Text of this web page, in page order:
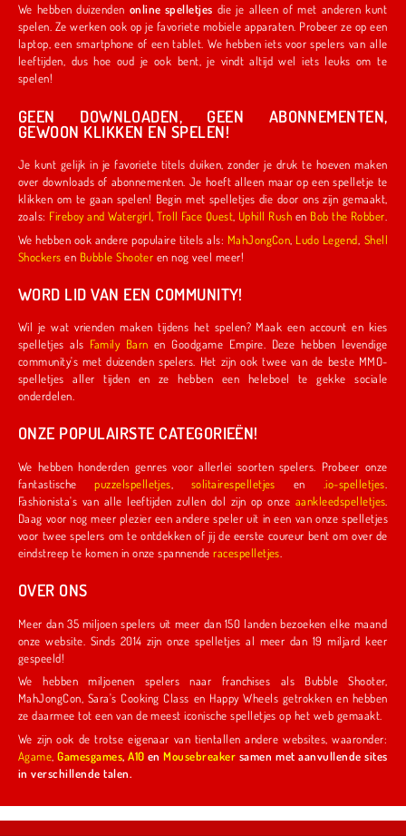
We hebben duizenden online spelletjes die je alleen of met anderen kunt
spelen. Ze werken ook op je favoriete mobiele apparaten. Probeer ze op een
laptop, een smartphone of een tablet. We hebben iets voor spelers van alle
leeftijden, dus hoe oud je ook bent, je vindt altijd wel iets leuks om te
spelen!
GEEN DOWNLOADEN, GEEN ABONNEMENTEN,
GEWOON KLIKKEN EN SPELEN!
Je kunt gelijk in je favoriete titels duiken, zonder je druk te hoeven maken
over downloads of abonnementen. Je hoeft alleen maar op een spelletje te
klikken om te gaan spelen! Begin met spelletjes die door ons zijn gemaakt,
zoals:
Fireboy and Watergirl ,Troll Face Quest Uphill Rush en Bob the Robber
We hebben ook andere populaire titels als: MahJongCon Ludo Legend Shell
Shockers en Bubble Shooter en nog veel meer!
WORD LID VAN EEN COMMUNITY!
Wil je wat vrienden maken tijdens het spelen? Maak een account en kies
spelletjes als
Family Barn en Goodgame Empire. Deze hebben levendige
community's met duizenden spelers. Het zijn ook twee van de beste MMO-
spelletjes aller tijden en ze hebben een heleboel te gekke sociale
onderdelen.
ONZE POPULAIRSTE CATEGORIEËN!
We hebben honderden genres voor allerlei soorten spelers. Probeer onze
fantastischepuzzelspelletjes solitairespelletjes en .io-spelletjes
Fashionista's van alle leeftijden zullen dol zijn op onze aankleedspelletjes
Daag voor nog meer plezier een andere speler uit in een van onze spelletjes
voor twee spelers om te ontdekken of jij de eerste coureur bent om over de
eindstreep te komen in onze spannenderacespelletjes
OVER ONS
Meer dan 35 miljoen spelers uit meer dan 150 landen bezoeken elke maand
onze website. Sinds 2014 zijn onze spelletjes al meer dan 19 miljard keer
gespeeld!
We hebben miljoenen spelers naar franchises als Bubble Shooter,
MahJongCon, Sara's Cooking Class en Happy Wheels getrokken en hebben
ze daarmee tot een van de meest iconische spelletjes op het web gemaakt.
We zijn ook de trotse eigenaar van tientallen andere websites, waaronder:
Agame ,Gamesgames,A10 enMousebreaker samen met aanvullende sites
in verschillende talen.